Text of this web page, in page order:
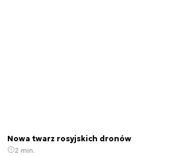
Nowa twarz rosyjskich dronów
2 min.